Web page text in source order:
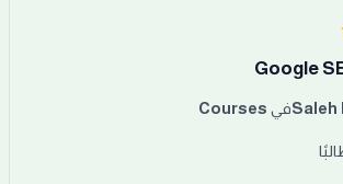
Google
في Courses